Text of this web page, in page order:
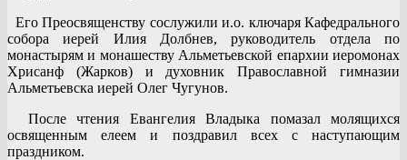
Его Преосвященству сослужили и.о. ключаря Кафедрального
собора иерей Илия Долбнев, руководитель отдела по
монастырям и монашеству Альметьевской епархии иеромонах
Хрисанф (Жарков) и духовник Православной гимназии
Альметьевска иерей Олег Чугунов.
После чтения Евангелия Владыка помазал молящихся
освященным елеем и поздравил всех с наступающим
праздником.